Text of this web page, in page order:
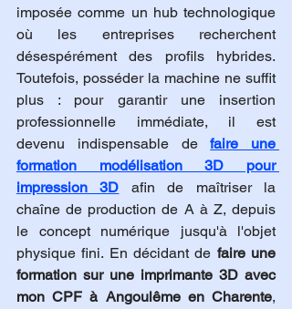
imposée comme un hub technologique
où les entreprises recherchent
désespérément des profils hybrides.
Toutefois, posséder la machine ne suffit
plus : pour garantir une insertion
professionnelle immédiate, il est
devenu indispensable de faire une
formation modélisation 3D pour
impression 3D afin de maîtriser la
chaîne de production de A à Z, depuis
le concept numérique jusqu'à l'objet
physique fini. En décidant de faire une
formation sur une imprimante 3D avec
mon CPF à Angoulême en Charente,